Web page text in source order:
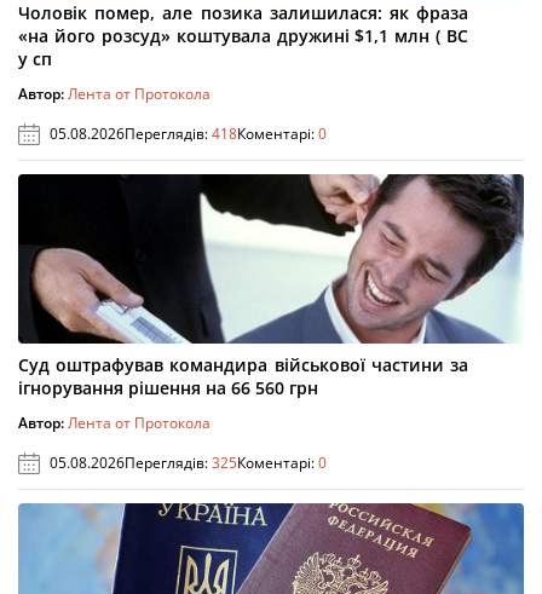
Чоловік помер, але позика залишилася: як фраза
«на його розсуд» коштувала дружині $1,1 млн ( ВС
у сп
Автор:Лента от Протокола
05.08.2026Переглядів:418Коментарі:0
Суд оштрафував командира військової частини за
ігнорування рішення на 66 560 грн
Автор:Лента от Протокола
05.08.2026Переглядів:325Коментарі:0